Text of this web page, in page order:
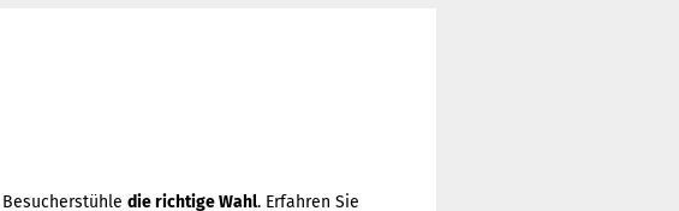
die richtige Wahl. Erfahren Sie